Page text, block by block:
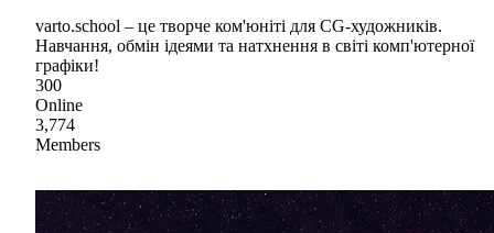
varto.school – це творче ком'юніті для CG-художників.
Навчання, обмін ідеями та натхнення в світі комп'ютерної
графіки!
300
Online
3,774
Members